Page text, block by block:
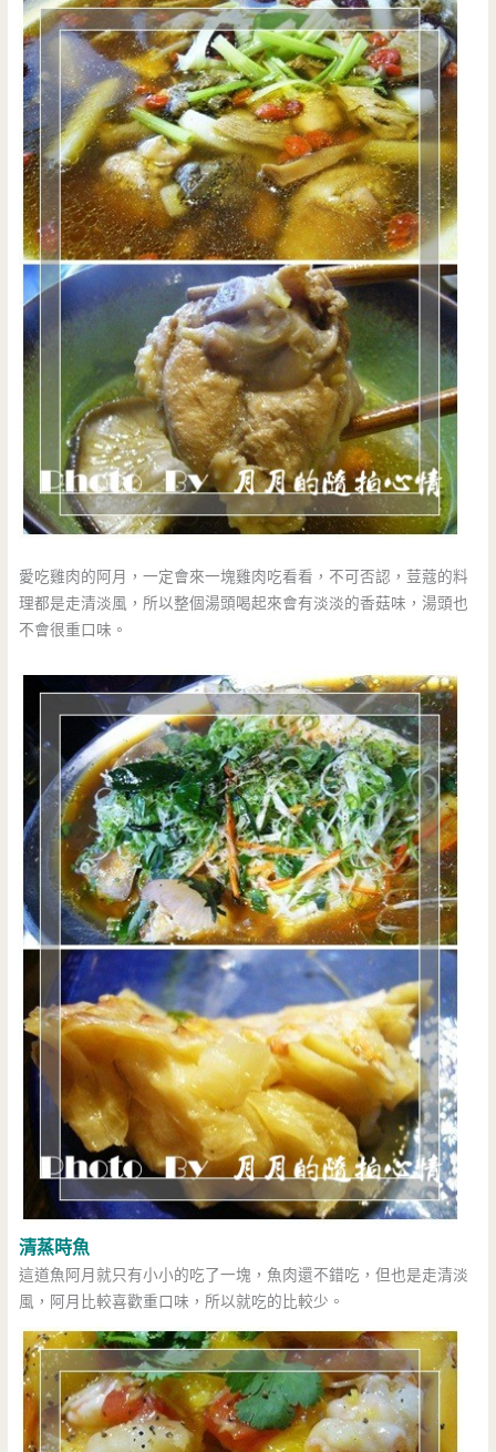
愛吃雞肉的阿月，一定會來一塊雞肉吃看看，不可否認，荳蔻的料
理都是走清淡風，所以整個湯頭喝起來會有淡淡的香菇味，湯頭也
不會很重口味。
清蒸時魚
這道魚阿月就只有小小的吃了一塊，魚肉還不錯吃，但也是走清淡
風，阿月比較喜歡重口味，所以就吃的比較少。